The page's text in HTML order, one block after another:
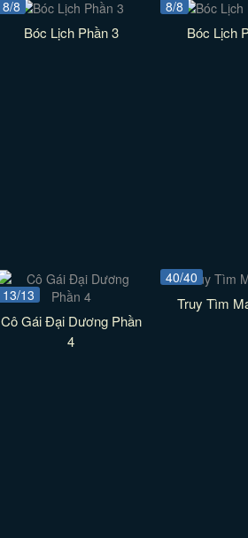
8/8
Bóc Lịch Phần 3
8/8
Bóc Lịch
13/13
Cô Gái Đại Dương Phần
4
40/40
Truy Tìm